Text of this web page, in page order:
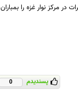
در مرکز نوار غزه را بمباران
پسندیدم 0